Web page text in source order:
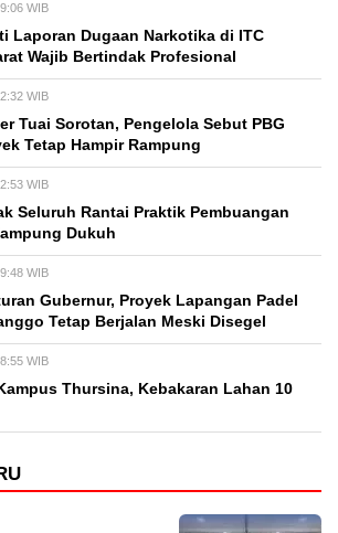
WIB
Laporan Dugaan Narkotika di ITC
Wajib Bertindak Profesional
WIB
Tuai Sorotan, Pengelola Sebut PBG
Tetap Hampir Rampung
WIB
Seluruh Rantai Praktik Pembuangan
Dukuh
WIB
Gubernur, Proyek Lapangan Padel
Tetap Berjalan Meski Disegel
WIB
Thursina, Kebakaran Lahan 10